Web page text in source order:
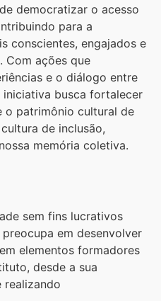
democratizar o acesso
para a
conscientes, engajados e
Com ações que
e o diálogo entre
busca fortalecer
o patrimônio cultural de
de inclusão,
memória coletiva.
sem fins lucrativos
em desenvolver
elementos formadores
desde a sua
realizando